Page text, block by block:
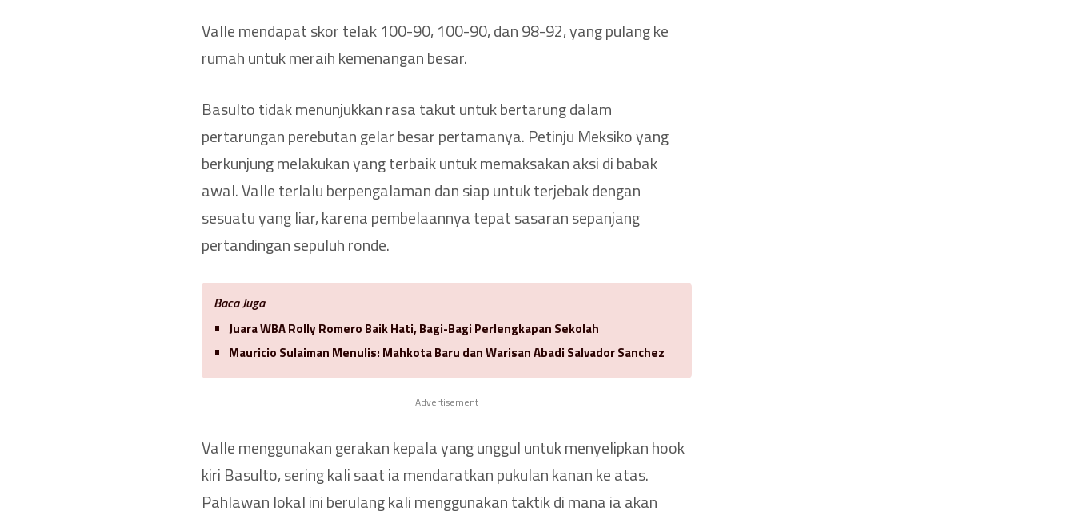
Valle mendapat skor telak 100-90, 100-90, dan 98-92, yang pulang ke
rumah untuk meraih kemenangan besar.
Basulto tidak menunjukkan rasa takut untuk bertarung dalam
pertarungan perebutan gelar besar pertamanya. Petinju Meksiko yang
berkunjung melakukan yang terbaik untuk memaksakan aksi di babak
awal. Valle terlalu berpengalaman dan siap untuk terjebak dengan
sesuatu yang liar, karena pembelaannya tepat sasaran sepanjang
pertandingan sepuluh ronde.
Baca Juga
Juara WBA Rolly Romero Baik Hati, Bagi-Bagi Perlengkapan Sekolah
Mauricio Sulaiman Menulis: Mahkota Baru dan Warisan Abadi Salvador Sanchez
Advertisement
Valle menggunakan gerakan kepala yang unggul untuk menyelipkan hook
kiri Basulto, sering kali saat ia mendaratkan pukulan kanan ke atas.
Pahlawan lokal ini berulang kali menggunakan taktik di mana ia akan